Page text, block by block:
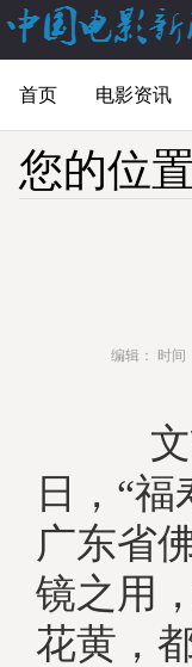
首页 电影资讯
您的位置
编辑： 时间
文\
日，“
广东省
镜之用
花黄，